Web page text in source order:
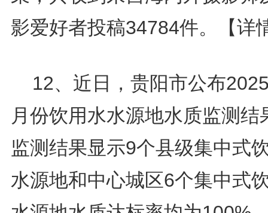
影爱好者投稿34784件。
【详
12、近日，贵阳市公布
月份饮用水水源地水质监测结
监测结果显示9个县级集中式
水源地和中心城区6个集中式